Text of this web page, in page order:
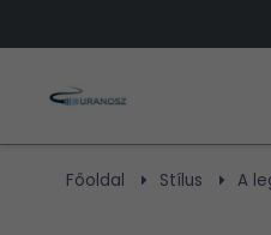
Főoldal Stílus A